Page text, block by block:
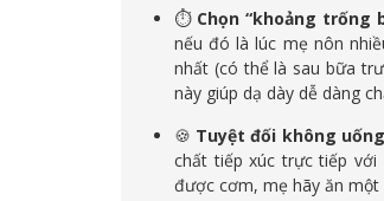
⏱️ Chọn “khoảng trống
nếu đó là lúc mẹ nôn
nhất (có thể là sau bữa
này giúp dạ dày dễ dàng
🍪 Tuyệt đối không
chất tiếp xúc trực tiếp với
được cơm, mẹ hãy ăn